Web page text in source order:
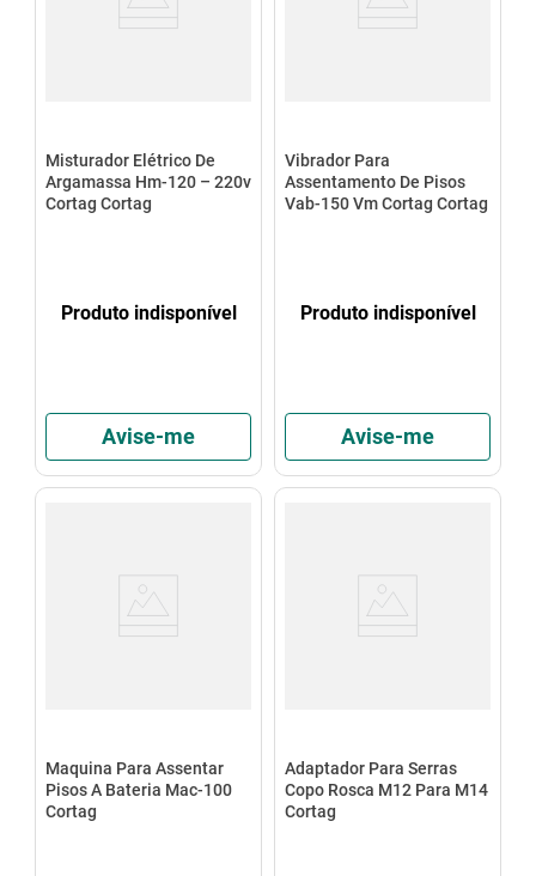
Misturador Elétrico De
Argamassa Hm-120 – 220v
Cortag Cortag
Produto indisponível
Avise-me
Vibrador Para
Assentamento De Pisos
Vab-150 Vm Cortag Cortag
Produto indisponível
Avise-me
Maquina Para Assentar
Pisos A Bateria Mac-100
Cortag
Adaptador Para Serras
Copo Rosca M12 Para M14
Cortag